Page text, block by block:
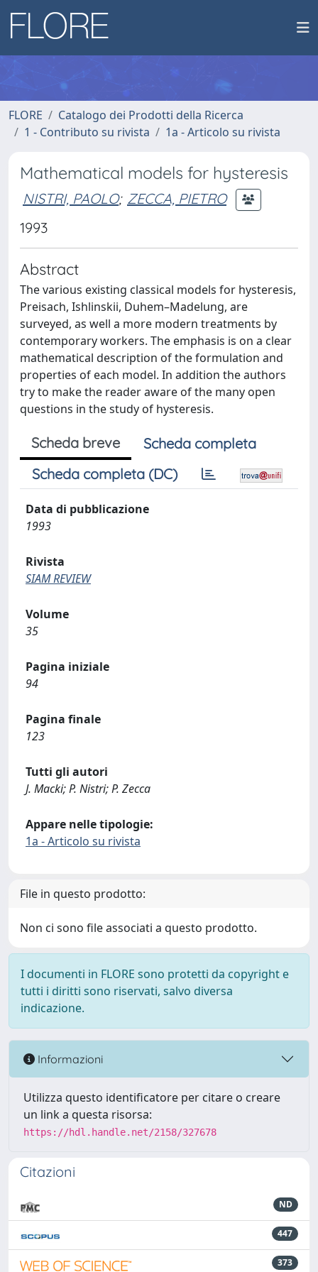
FLORE
Catalogo dei Prodotti della Ricerca
1 - Contributo su rivista
1a - Articolo su rivista
Mathematical models for hysteresis
NISTRI, PAOLO; ZECCA, PIETRO
1993
Abstract
The various existing classical models for hysteresis,
Preisach, Ishlinskii, Duhem–Madelung, are
surveyed, as well a more modern treatments by
contemporary workers. The emphasis is on a clear
mathematical description of the formulation and
properties of each model. In addition the authors
try to make the reader aware of the many open
questions in the study of hysteresis.
Scheda breve
Scheda completa
Scheda completa (DC)
Data di pubblicazione
1993
Rivista
SIAM REVIEW
Volume
35
Pagina iniziale
94
Pagina finale
123
Tutti gli autori
J. Macki; P. Nistri; P. Zecca
Appare nelle tipologie:
1a - Articolo su rivista
File in questo prodotto:
Non ci sono file associati a questo prodotto.
I documenti in FLORE sono protetti da copyright e
tutti i diritti sono riservati, salvo diversa
indicazione.
Informazioni
Utilizza questo identificatore per citare o creare
un link a questa risorsa:
https://hdl.handle.net/2158/327678
Citazioni
ND
447
373